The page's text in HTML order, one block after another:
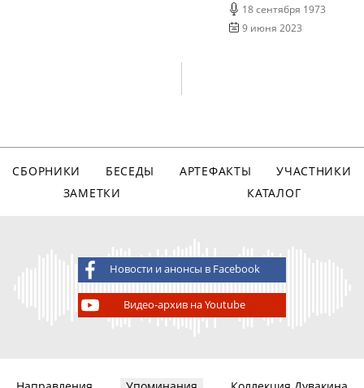
18 сентября 1973
9 июня 2023
СБОРНИКИ БЕСЕДЫ АРТЕФАКТЫ
УЧАСТНИКИ
ЗАМЕТКИ
КАТАЛОГ
Новости и анонсы в Facebook
Видео-архив на Youtube